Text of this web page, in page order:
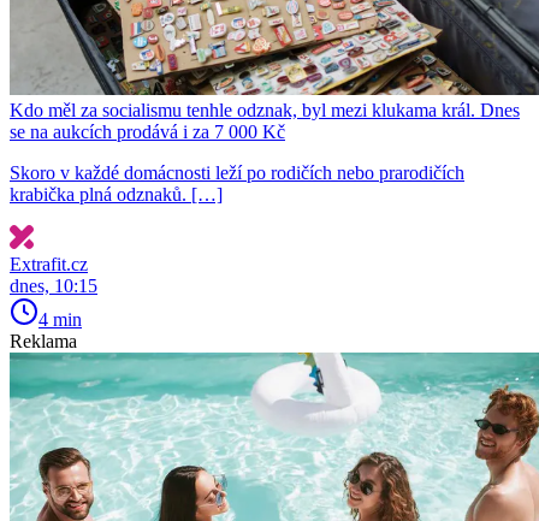
Kdo měl za socialismu tenhle odznak, byl mezi klukama král. Dnes
se na aukcích prodává i za 7 000 Kč
Skoro v každé domácnosti leží po rodičích nebo prarodičích
krabička plná odznaků. […]
Extrafit.cz
dnes, 10:15
4 min
Reklama